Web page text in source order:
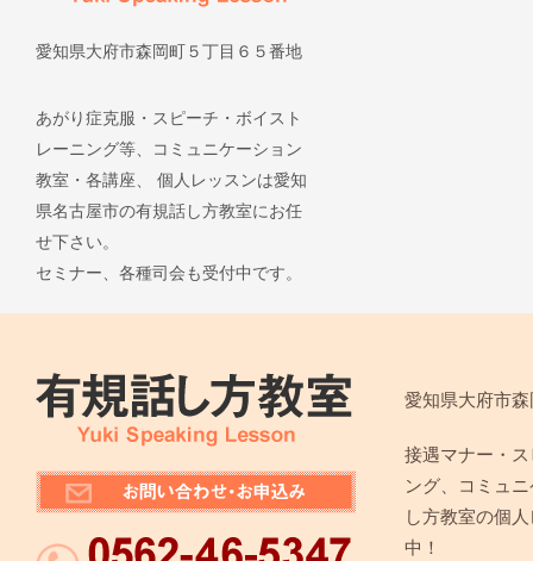
愛知県大府市森岡町５丁目６５番地
あがり症克服・スピーチ・ボイスト
レーニング等、コミュニケーション
教室・各講座、 個人レッスンは愛知
県名古屋市の有規話し方教室にお任
せ下さい。
セミナー、各種司会も受付中です。
愛知県大府市
接遇マナー・
ング、コミュ
し方教室の個
中！